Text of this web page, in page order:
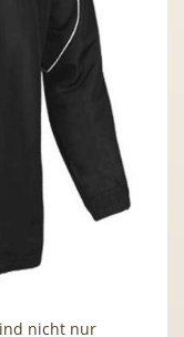
nicht nur